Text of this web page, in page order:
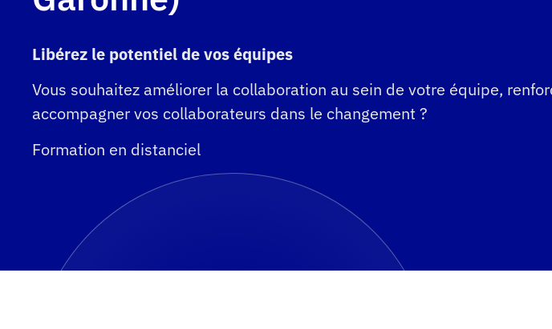
Libérez le potentiel de vos équipes
Vous souhaitez améliorer la collaboration au sein de votre équipe,
accompagner vos collaborateurs dans le changement ?
Formation en distanciel